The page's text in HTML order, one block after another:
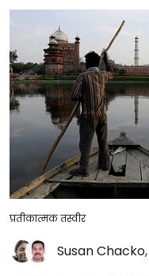
प्रतीकात्मक तस्वीर
Susan Chacko,